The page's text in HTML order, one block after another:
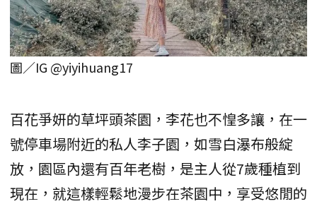
圖／IG @yiyihuang17
百花爭妍的草坪頭茶園，李花也不惶多讓，在一
號停車場附近的私人李子園，如雪白瀑布般綻
放，園區內還有百年老樹，是主人從7歲種植到
現在，就這樣輕鬆地漫步在茶園中，享受悠閒的